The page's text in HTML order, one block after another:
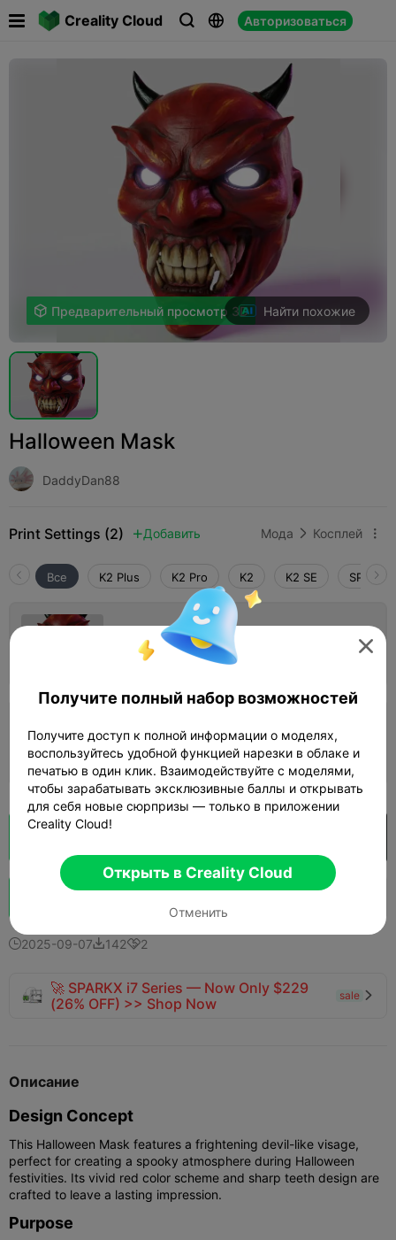
Creality Cloud   Авторизоваться

 Предварительный просмотр 3D Найти похожие
Halloween Mask
DaddyDan88
Print Settings (2)  Добавить Мода  Косплей 
Все K2 Plus K2 Pro K2 K2 SE SPARKX
0.16mm layer, 2 walls, 15% infill
Автор 19h 07m 
0.2mm layer, 2 walls, 15% infill
 15h 56m  1 plates  141.87g
2025-09-071422
🚀 SPARKX i7 Series — Now Only $229
(26% OFF) >> Shop Now
sale 
Описание
Design Concept
This Halloween Mask features a frightening devil-like visage,
perfect for creating a spooky atmosphere during Halloween
festivities. Its vivid red color scheme and sharp teeth design are
crafted to leave a lasting impression.
Purpose

Получите полный набор возможностей
Получите доступ к полной информации о моделях,
воспользуйтесь удобной функцией нарезки в облаке и
печатью в один клик. Взаимодействуйте с моделями,
чтобы зарабатывать эксклюзивные баллы и открывать
для себя новые сюрпризы — только в приложении
Creality Cloud!
Открыть в Creality Cloud
Отменить